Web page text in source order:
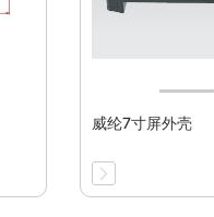
威纶7寸屏外壳